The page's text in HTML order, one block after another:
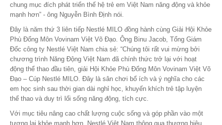
chung mục đích phát triển thế hệ trẻ em Việt Nam năng động và khỏe
mạnh hơn” - ông Nguyễn Bình Định nói.
Đây là năm thứ 3 liên tiếp Nestlé MILO đồng hành cùng Giải Hội Khỏe
Phù Đổng Môn Vovinam Việt Võ Đạo. Ông Binu Jacob, Tổng Giám
Đốc công ty Nestlé Việt Nam chia sẻ: “Chúng tôi rất vui mừng bởi
chương trình Năng Động Việt Nam đã chính thức trở lại với hoạt
động thể thao đầu tiên, giải Hội Khỏe Phù Đổng Môn Vovinam Việt Võ
Đạo – Cúp Nestlé MILO. Đây là sân chơi bổ ích và ý nghĩa cho các
em học sinh sau thời gian dài nghỉ học, khuyến khích trẻ tập luyện
thể thao và duy trì lối sống năng động, tích cực.
Với mục tiêu nâng cao chất lượng cuộc sống và góp phần vào một
tương lai khỏe mạnh hơn, Nestlé Việt Nam thông qua thương hiệu